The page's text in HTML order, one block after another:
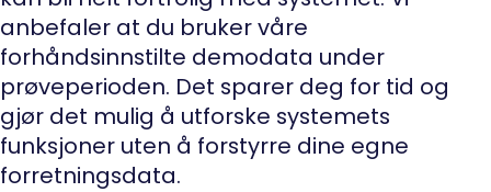
anbefaler at du bruker våre
forhåndsinnstilte demodata under
prøveperioden. Det sparer deg for tid og
gjør det mulig å utforske systemets
funksjoner uten å forstyrre dine egne
forretningsdata.